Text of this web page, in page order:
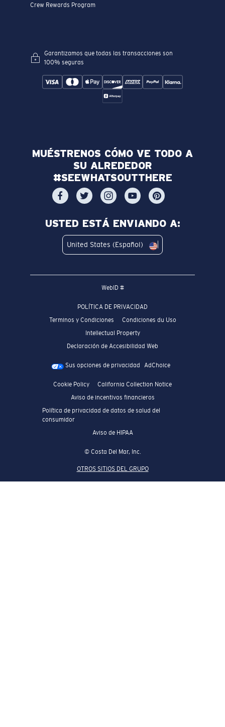
Crew Rewards Program
Garantizamos que todas las transacciones son
100% seguras
MUÉSTRENOS CÓMO VE TODO A
SU ALREDEDOR
#SEEWHATSOUTTHERE
USTED ESTÁ ENVIANDO A:
United States (Español)
WebID #
POLÍTICA DE PRIVACIDAD
Terminos y Condiciones
Condiciones du Uso
Intellectual Property
Declaración de Accesibilidad Web
Sus opciones de privacidad AdChoice
Cookie Policy
California Collection Notice
Aviso de incentivos financieros
Política de privacidad de datos de salud del
consumidor
Aviso de HIPAA
© Costa Del Mar, Inc.
OTROS SITIOS DEL GRUPO